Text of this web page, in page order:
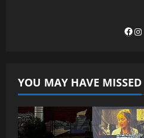
YOU MAY HAVE MISSED